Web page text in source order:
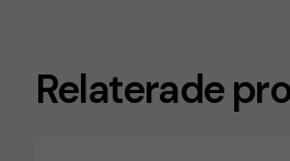
Relaterade